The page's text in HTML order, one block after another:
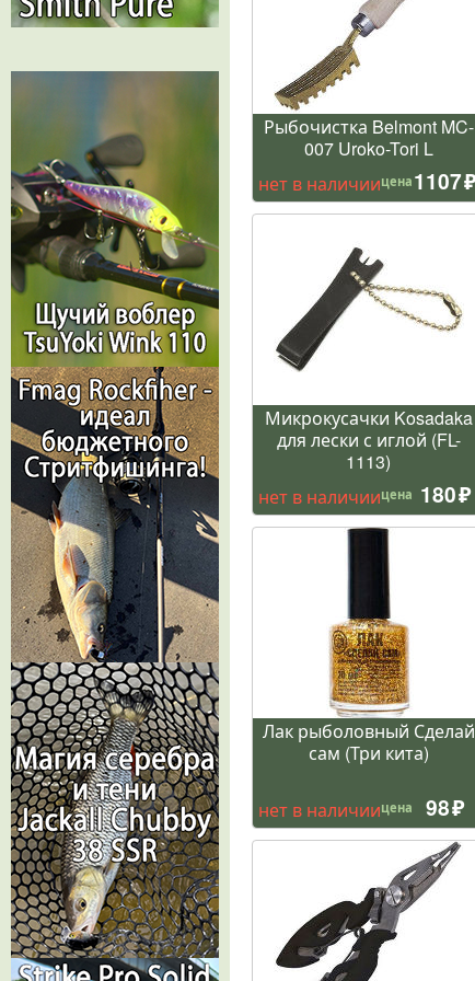
Рыбочистка Belmont MC-
007 Uroko-Tori L
нет в наличиицена1107
Микрокусачки Kosadaka
для лески с иглой (FL-
1113)
нет в наличиицена 180
Лак рыболовный Сделай
сам (Три кита)
нет в наличиицена 98